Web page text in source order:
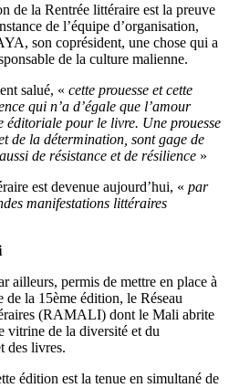
de la Rentrée littéraire est la preuve
de l’équipe d’organisation,
son coprésident, une chose qui a
de la culture malienne.
salué, « cette prouesse et cette
qui n’a d’égale que l’amour
éditoriale pour le livre. Une prouesse
de la détermination, sont gage de
de résistance et de résilience »
est devenue aujourd’hui, « par
manifestations littéraires
ailleurs, permis de mettre en place à
la 15ème édition, le Réseau
(RAMALI) dont le Mali abrite
vitrine de la diversité et du
des livres.
édition est la tenue en simultané de